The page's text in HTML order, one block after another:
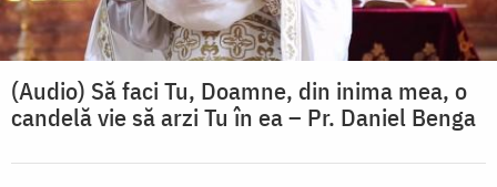
(Audio) Să faci Tu, Doamne, din inima mea, o
candelă vie să arzi Tu în ea – Pr. Daniel Benga